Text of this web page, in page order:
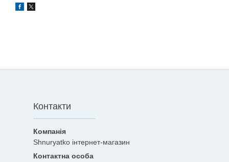
Контакти
Shnuryatko інтернет-магазин